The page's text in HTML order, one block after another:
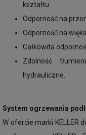
kształtu
Odporność na
Odporność na
Całkowita
Zdolność
hydrauliczne.
System ogrzewania
W ofercie marki KELLER